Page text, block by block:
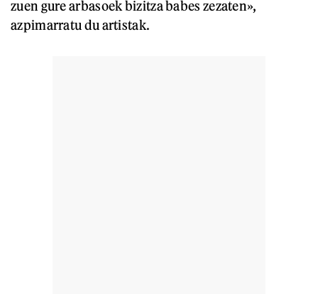
zuen gure arbasoek bizitza babes zezaten»,
azpimarratu du artistak.